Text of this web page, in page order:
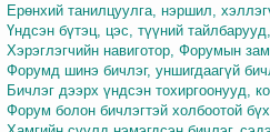
Ерөнхий танилцуулга, нэршил,
Үндсэн бүтэц, цэс, түүний
Хэрэглэгчийн навиготор, Форумын
Форумд шинэ бичлэг, уншигдаагүй
Бичлэг дээрх үндсэн тохиргоонууд,
Форум болон бичлэгтэй холбоотой